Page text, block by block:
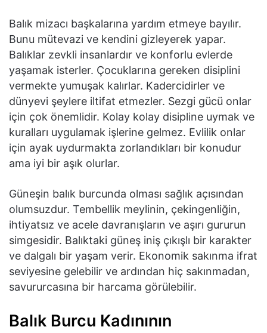
Balık mizacı başkalarına yardım etmeye bayılır.
Bunu mütevazi ve kendini gizleyerek yapar.
Balıklar zevkli insanlardır ve konforlu evlerde
yaşamak isterler. Çocuklarına gereken disiplini
vermekte yumuşak kalırlar. Kadercidirler ve
dünyevi şeylere iltifat etmezler. Sezgi gücü onlar
için çok önemlidir. Kolay kolay disipline uymak ve
kuralları uygulamak işlerine gelmez. Evlilik onlar
için ayak uydurmakta zorlandıkları bir konudur
ama iyi bir aşık olurlar.
Güneşin balık burcunda olması sağlık açısından
olumsuzdur. Tembellik meylinin, çekingenliğin,
ihtiyatsız ve acele davranışların ve aşırı gururun
simgesidir. Balıktaki güneş iniş çıkışlı bir karakter
ve dalgalı bir yaşam verir. Ekonomik sakınma ifrat
seviyesine gelebilir ve ardından hiç sakınmadan,
savururcasına bir harcama görülebilir.
Balık Burcu Kadınının